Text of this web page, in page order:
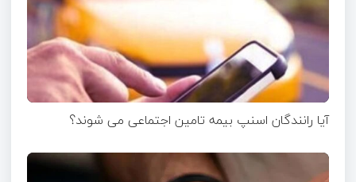
آیا رانندگان اسنپ بیمه تامین اجتماعی می شوند؟